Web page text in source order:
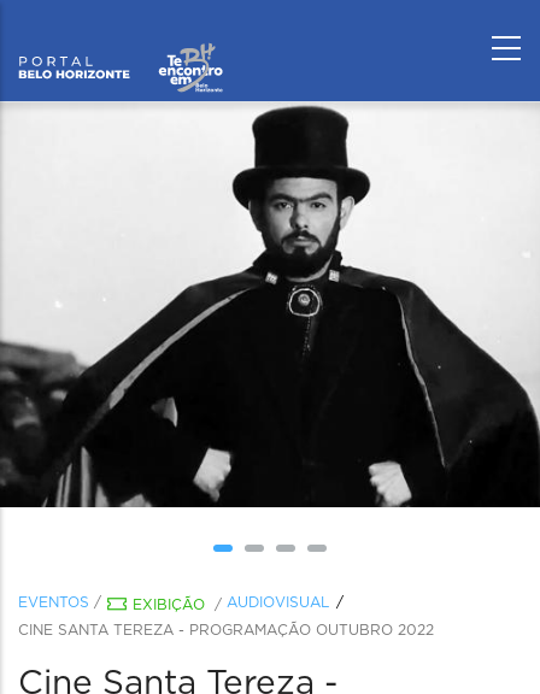
EVENTOS / EXIBIÇÃO / AUDIOVISUAL
CINE SANTA TEREZA - PROGRAMAÇÃO OUTUBRO 2022
Cine Santa Tereza -